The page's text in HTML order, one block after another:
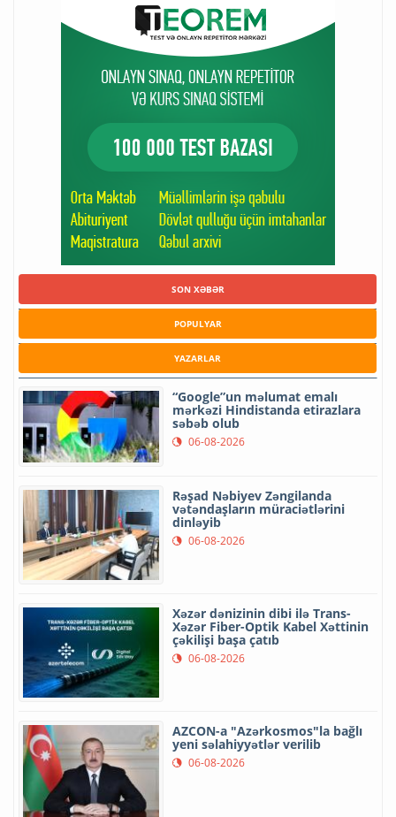
SON XƏBƏR
POPULYAR
YAZARLAR
“Google”un məlumat emalı
mərkəzi Hindistanda etirazlara
səbəb olub
06-08-2026
Rəşad Nəbiyev Zəngilanda
vətəndaşların müraciətlərini
dinləyib
06-08-2026
Xəzər dənizinin dibi ilə Trans-
Xəzər Fiber-Optik Kabel Xəttinin
çəkilişi başa çatıb
06-08-2026
AZCON-a "Azərkosmos"la bağlı
yeni səlahiyyətlər verilib
06-08-2026